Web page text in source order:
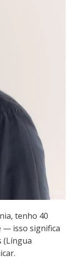
tenho 40
— isso significa
(Língua